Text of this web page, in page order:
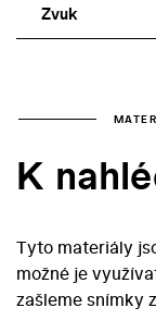
Zvuk
K
Tyto materiály
možné je
zašleme snímky